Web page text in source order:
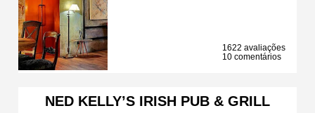
1622 avaliações
10 comentários
NED KELLY’S IRISH PUB & GRILL